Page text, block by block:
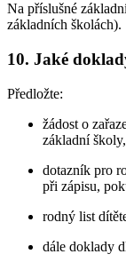
Na příslušné
základních školách).
10. Jaké
Předložte:
žádost o
základní školy,
dotazník pro
při zápisu,
rodný list
dále doklady